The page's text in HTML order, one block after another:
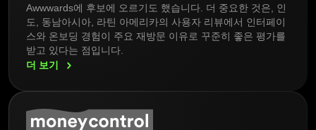
Awwwards에 후보에 오르기도 했습니다. 더 중요한 것은, 인
도, 동남아시아, 라틴 아메리카의 사용자 리뷰에서 인터페이
스와 온보딩 경험이 주요 재방문 이유로 꾸준히 좋은 평가를
받고 있다는 점입니다.
더 보기